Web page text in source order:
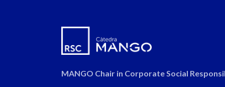
MANGO Chair in Corporate Social